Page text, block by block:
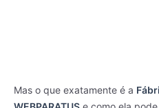
Mas o que exatamente é a